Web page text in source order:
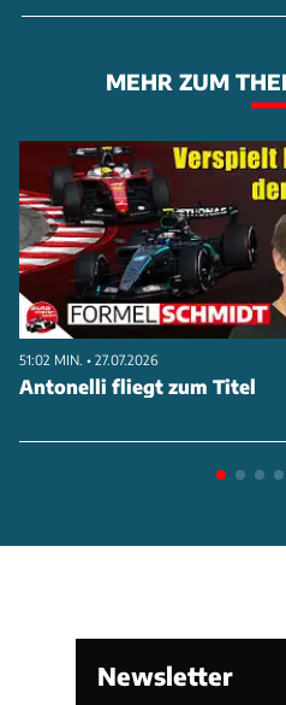
MEHR ZUM
51:02 MIN. • 27.07.2026
Antonelli fliegt zum Titel
Newsletter